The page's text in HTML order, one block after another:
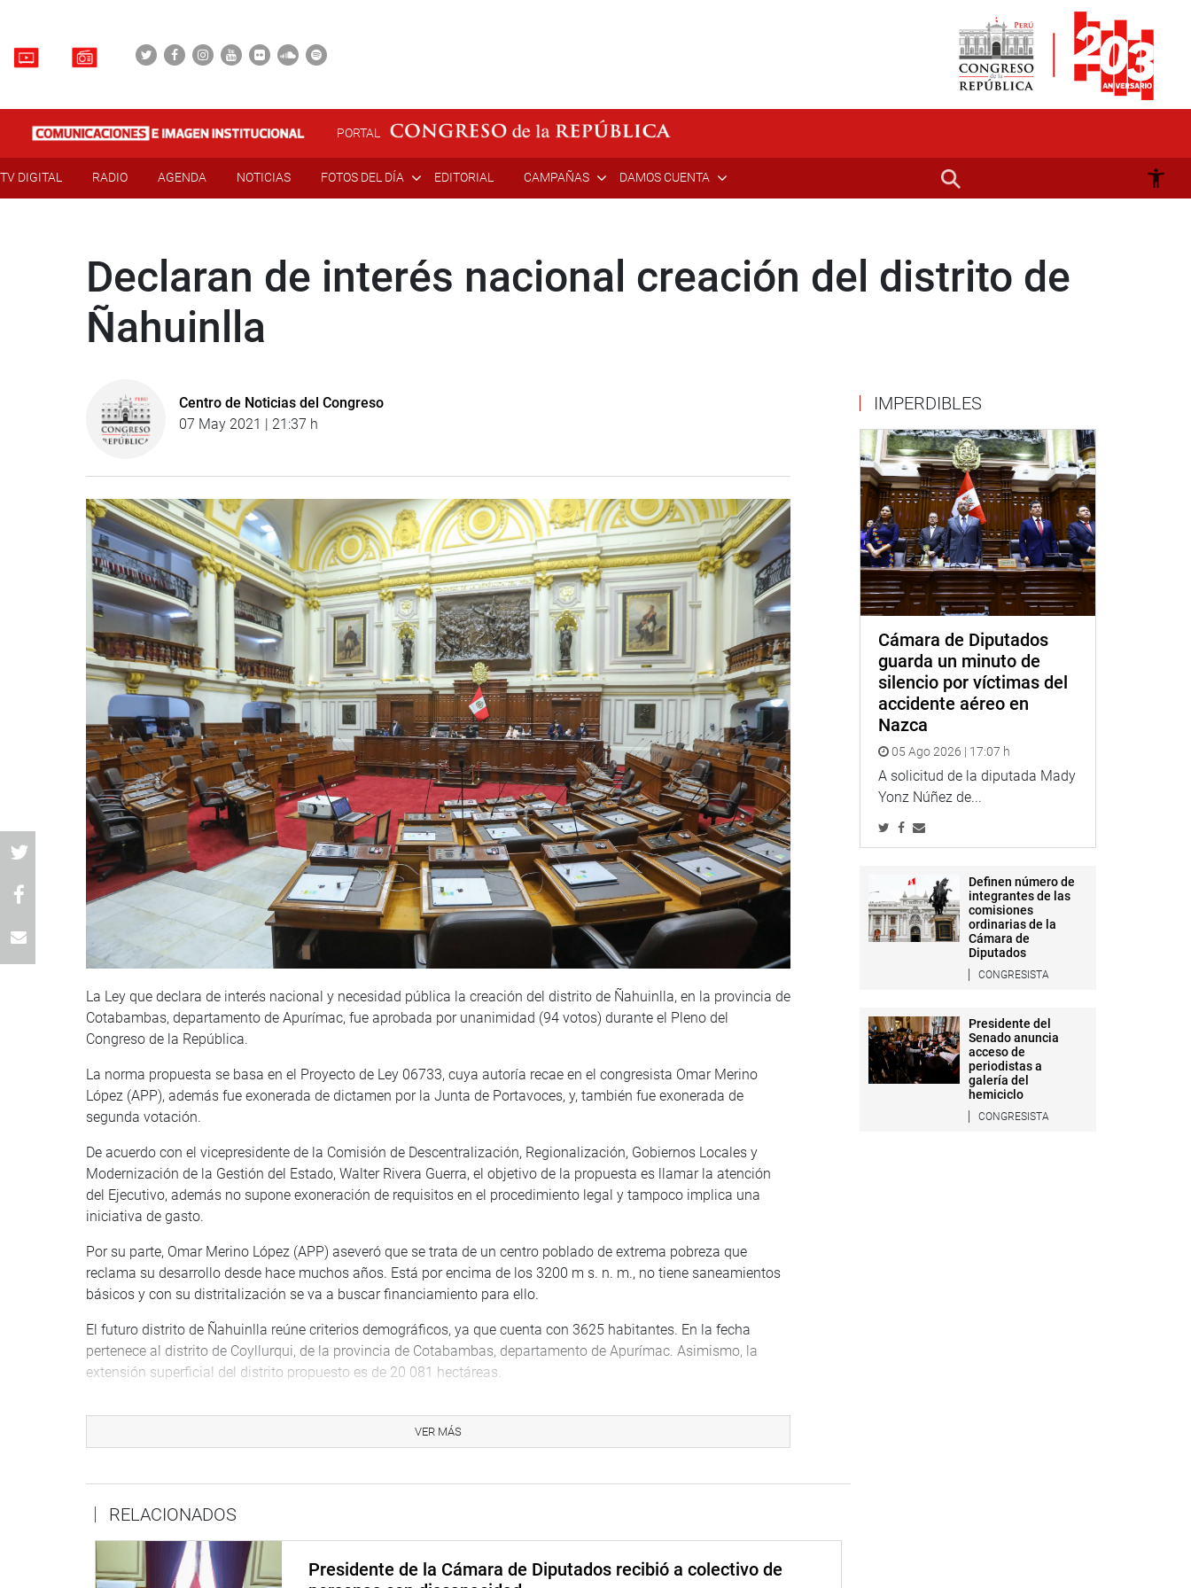
PORTAL
TV DIGITAL RADIO AGENDA NOTICIAS FOTOS DEL DÍA EDITORIAL CAMPAÑAS DAMOS CUENTA
Declaran de interés nacional creación del distrito de
Ñahuinlla
Centro de Noticias del Congreso
07 May 2021 | 21:37 h
La Ley que declara de interés nacional y necesidad pública la creación del distrito de Ñahuinlla, en la provincia de
Cotabambas, departamento de Apurímac, fue aprobada por unanimidad (94 votos) durante el Pleno del
Congreso de la República.
La norma propuesta se basa en el Proyecto de Ley 06733, cuya autoría recae en el congresista Omar Merino
López (APP), además fue exonerada de dictamen por la Junta de Portavoces, y, también fue exonerada de
segunda votación.
De acuerdo con el vicepresidente de la Comisión de Descentralización, Regionalización, Gobiernos Locales y
Modernización de la Gestión del Estado, Walter Rivera Guerra, el objetivo de la propuesta es llamar la atención
del Ejecutivo, además no supone exoneración de requisitos en el procedimiento legal y tampoco implica una
iniciativa de gasto.
Por su parte, Omar Merino López (APP) aseveró que se trata de un centro poblado de extrema pobreza que
reclama su desarrollo desde hace muchos años. Está por encima de los 3200 m s. n. m., no tiene saneamientos
básicos y con su distritalización se va a buscar financiamiento para ello.
El futuro distrito de Ñahuinlla reúne criterios demográficos, ya que cuenta con 3625 habitantes. En la fecha
pertenece al distrito de Coyllurqui, de la provincia de Cotabambas, departamento de Apurímac. Asimismo, la
extensión superficial del distrito propuesto es de 20 081 hectáreas.
interconexión vial con los centros poblados involucrados en el territorio del futuro distrito, tiene espacios para el
crecimiento urbano y, en la actualidad, funciona como sede administrativa de las autoridades e instituciones que
trabajan en el desarrollo de las comunidades campesinas.
OFICINA DE COMUNICACIONES
VER MÁS
RELACIONADOS
Presidente de la Cámara de Diputados recibió a colectivo de
IMPERDIBLES
Cámara de Diputados
guarda un minuto de
silencio por víctimas del
accidente aéreo en
Nazca
05 Ago 2026 | 17:07 h
A solicitud de la diputada Mady
Yonz Núñez de...
Definen número de
integrantes de las
comisiones
ordinarias de la
Cámara de
Diputados
CONGRESISTA
Presidente del
Senado anuncia
acceso de
periodistas a
galería del
hemiciclo
CONGRESISTA